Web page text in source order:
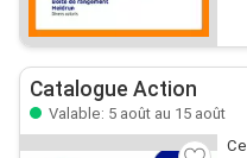
Catalogue Action
Valable: 5 août au 15 août
Ce